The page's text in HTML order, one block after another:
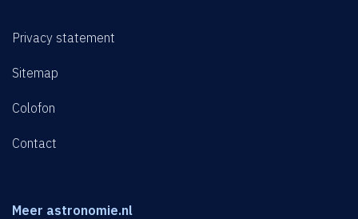
Privacy statement
Sitemap
Colofon
Contact
Meer astronomie.nl